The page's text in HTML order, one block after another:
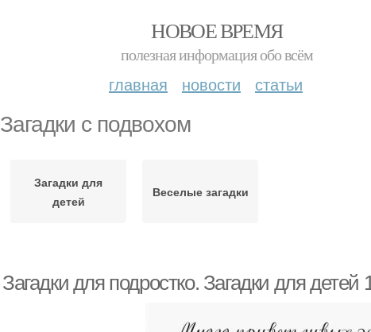
НОВОЕ ВРЕМЯ
полезная информация обо всём
главная новости статьи
Загадки с подвохом
Загадки для
детей
Веселые загадки
Загадки для подростко. Загадки для детей